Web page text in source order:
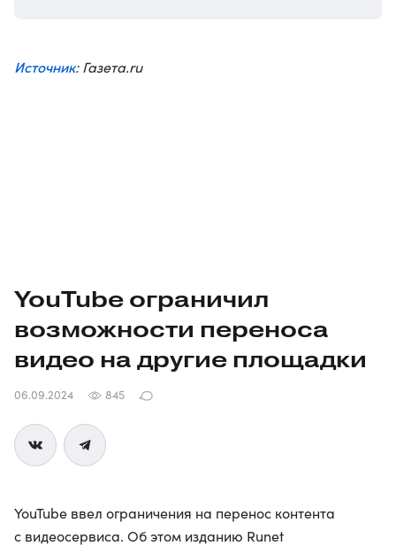
Источник: Газета.ru
YouTube ограничил
возможности переноса
видео на другие площадки
06.09.2024 845
YouTube ввел ограничения на перенос контента
с видеосервиса. Об этом изданию Runet